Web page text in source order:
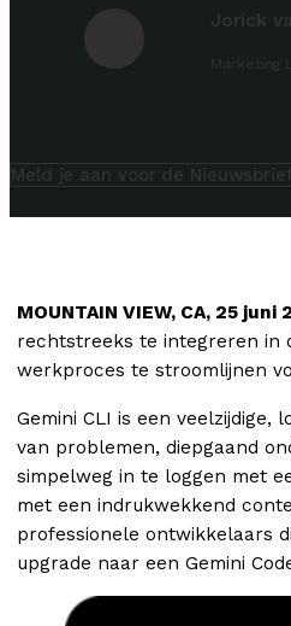
Jorick
Meld je aan voor de
MOUNTAIN VIEW, CA, 25 juni
rechtstreeks te integreren in
werkproces te stroomlijnen
Gemini CLI is een
van problemen, diepgaand
simpelweg in te loggen met
met een indrukwekkend
professionele ontwikkelaars
upgrade naar een Gemini